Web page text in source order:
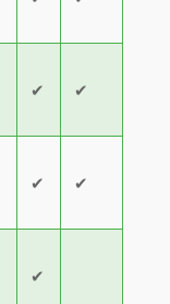
✔ ✔
✔ ✔
✔